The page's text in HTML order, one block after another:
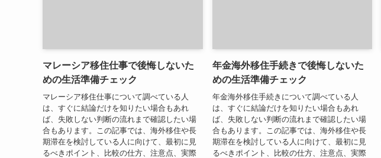
マレーシア移住仕事で後悔しないた
めの生活準備チェック
マレーシア移住仕事について調べている人
は、すぐに結論だけを知りたい場合もあれ
ば、失敗しない判断の流れまで確認したい場
合もあります。この記事では、海外移住や長
期滞在を検討している人に向けて、最初に見
るべきポイント、比較の仕方、注意点、実際
年金海外移住手続きで後悔しないた
めの生活準備チェック
年金海外移住手続きについて調べている人
は、すぐに結論だけを知りたい場合もあれ
ば、失敗しない判断の流れまで確認したい場
合もあります。この記事では、海外移住や長
期滞在を検討している人に向けて、最初に見
るべきポイント、比較の仕方、注意点、実際